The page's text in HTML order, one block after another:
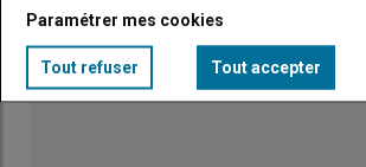
30 juillet 2026
Paramétrer mes cookies
Tout refuser Tout accepter